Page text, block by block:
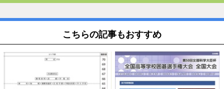
こちらの記事もおすすめ